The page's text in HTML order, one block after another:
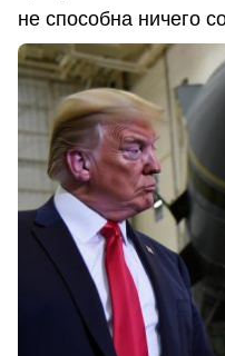
не способна ничего